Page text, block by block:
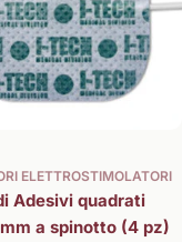
al carrello
ELETTROSTIMOLATORI
Adesivi quadrati
a spinotto (4 pz)